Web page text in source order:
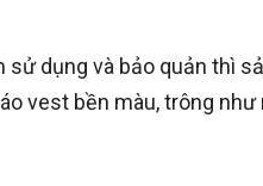
dụng và bảo quản thì
vest bền màu, trông